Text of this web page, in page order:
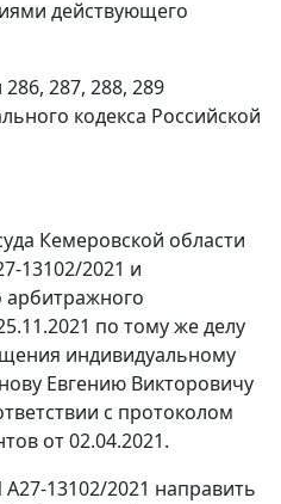
действующего
287, 288, 289
кодекса Российской
Кемеровской области
13102/2021 и
арбитражного
по тому же делу
индивидуальному
Евгению Викторовичу
с протоколом
от 02.04.2021.
13102/2021 направить